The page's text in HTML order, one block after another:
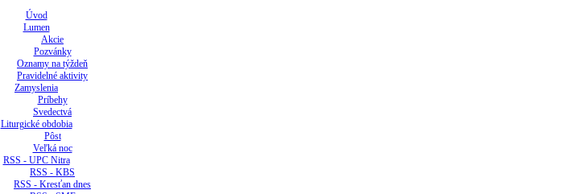
Úvod
Lumen
Akcie
Pozvánky
Oznamy na týždeň
Pravidelné aktivity
Zamyslenia
Príbehy
Svedectvá
Liturgické obdobia
Pôst
Veľká noc
RSS - UPC Nitra
RSS - KBS
RSS - Kresťan dnes